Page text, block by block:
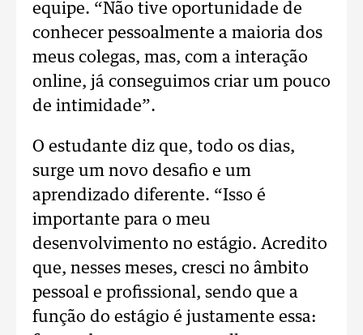
equipe. “Não tive oportunidade de
conhecer pessoalmente a maioria dos
meus colegas, mas, com a interação
online, já conseguimos criar um pouco
de intimidade”.
O estudante diz que, todo os dias,
surge um novo desafio e um
aprendizado diferente. “Isso é
importante para o meu
desenvolvimento no estágio. Acredito
que, nesses meses, cresci no âmbito
pessoal e profissional, sendo que a
função do estágio é justamente essa: